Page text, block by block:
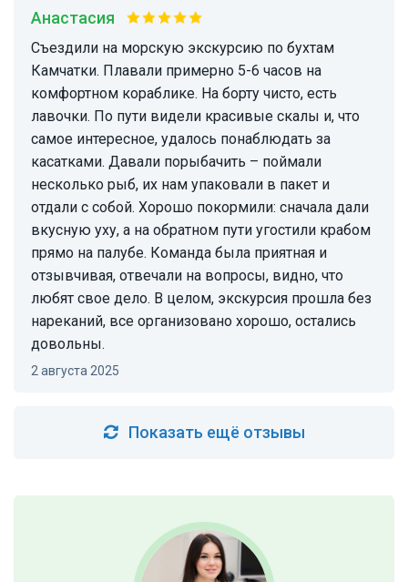
Анастасия
Съездили на морскую экскурсию по бухтам
Камчатки. Плавали примерно 5-6 часов на
комфортном кораблике. На борту чисто, есть
лавочки. По пути видели красивые скалы и, что
самое интересное, удалось понаблюдать за
касатками. Давали порыбачить – поймали
несколько рыб, их нам упаковали в пакет и
отдали с собой. Хорошо покормили: сначала дали
вкусную уху, а на обратном пути угостили крабом
прямо на палубе. Команда была приятная и
отзывчивая, отвечали на вопросы, видно, что
любят свое дело. В целом, экскурсия прошла без
нареканий, все организовано хорошо, остались
довольны.
2 августа 2025
Показать ещё отзывы